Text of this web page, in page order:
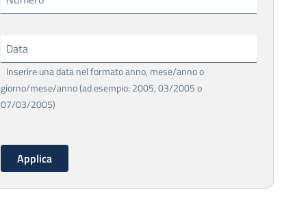
Data
Inserire una data nel formato anno, mese/anno o
giorno/mese/anno (ad esempio: 2005, 03/2005 o
07/03/2005)